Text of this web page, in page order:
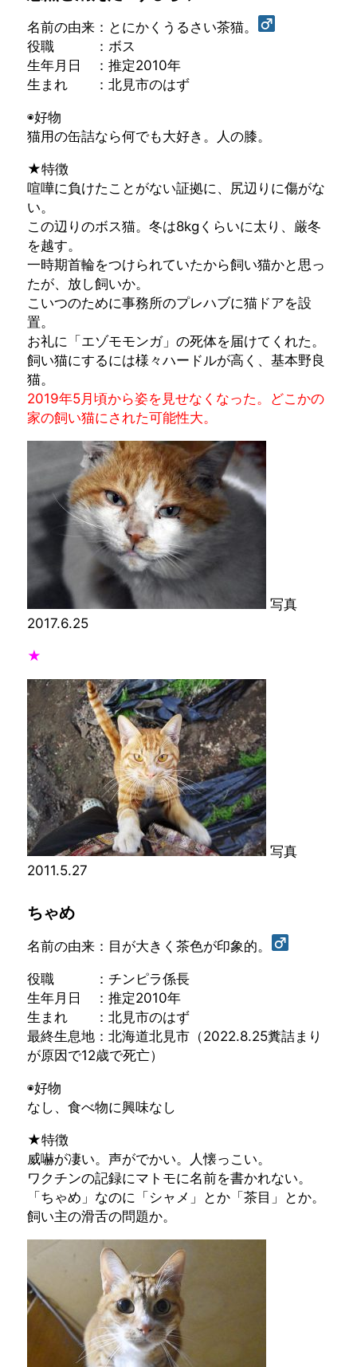
名前の由来：とにかくうるさい茶猫。
役職 ：ボス
生年月日 ：推定2010年
生まれ ：北見市のはず
◉好物
猫用の缶詰なら何でも大好き。人の膝。
★特徴
喧嘩に負けたことがない証拠に、尻辺りに傷がな
い。
この辺りのボス猫。冬は8kgくらいに太り、厳冬
を越す。
一時期首輪をつけられていたから飼い猫かと思っ
たが、放し飼いか。
こいつのために事務所のプレハブに猫ドアを設
置。
お礼に「エゾモモンガ」の死体を届けてくれた。
飼い猫にするには様々ハードルが高く、基本野良
猫。
2019年5月頃から姿を見せなくなった。どこかの
家の飼い猫にされた可能性大。
写真
2017.6.25
★
写真
2011.5.27
ちゃめ
名前の由来：目が大きく茶色が印象的。
役職 ：チンピラ係長
生年月日 ：推定2010年
生まれ ：北見市のはず
最終生息地：北海道北見市（2022.8.25糞詰まり
が原因で12歳で死亡）
◉好物
なし、食べ物に興味なし
★特徴
威嚇が凄い。声がでかい。人懐っこい。
ワクチンの記録にマトモに名前を書かれない。
「ちゃめ」なのに「シャメ」とか「茶目」とか。
飼い主の滑舌の問題か。